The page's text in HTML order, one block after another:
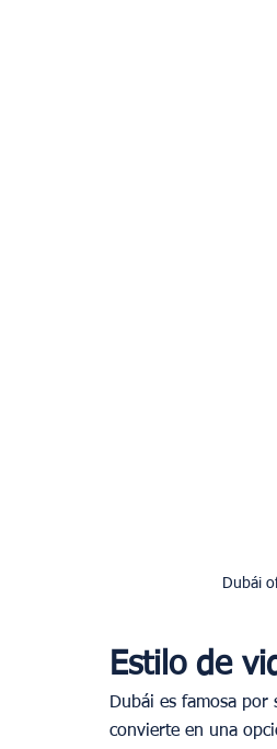
Estilo de
Dubái es famosa
convierte en una